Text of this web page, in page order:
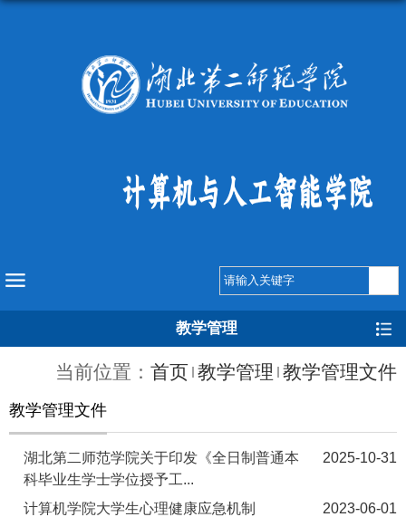
教学管理
当前位置： 首页 教学管理 教学管理文件
教学管理文件
湖北第二师范学院关于印发《全日制普通本
科毕业生学士学位授予工...
2025-10-31
计算机学院大学生心理健康应急机制
2023-06-01